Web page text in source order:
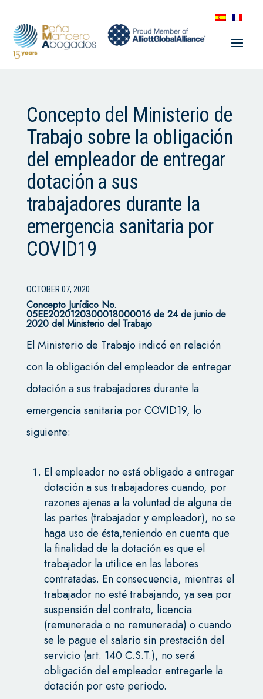
Concepto del Ministerio de
Trabajo sobre la obligación
del empleador de entregar
dotación a sus
trabajadores durante la
emergencia sanitaria por
COVID19
OCTOBER 07, 2020
Concepto Jurídico No.
05EE2020120300018000016 de 24 de junio de
2020 del Ministerio del Trabajo
El Ministerio de Trabajo indicó en relación
con la obligación del empleador de entregar
dotación a sus trabajadores durante la
emergencia sanitaria por COVID19, lo
siguiente:
El empleador no está obligado a entregar
dotación a sus trabajadores cuando, por
razones ajenas a la voluntad de alguna de
las partes (trabajador y empleador), no se
haga uso de ésta,teniendo en cuenta que
la finalidad de la dotación es que el
trabajador la utilice en las labores
contratadas. En consecuencia, mientras el
trabajador no esté trabajando, ya sea por
suspensión del contrato, licencia
(remunerada o no remunerada) o cuando
se le pague el salario sin prestación del
servicio (art. 140 C.S.T.), no será
obligación del empleador entregarle la
dotación por este periodo.